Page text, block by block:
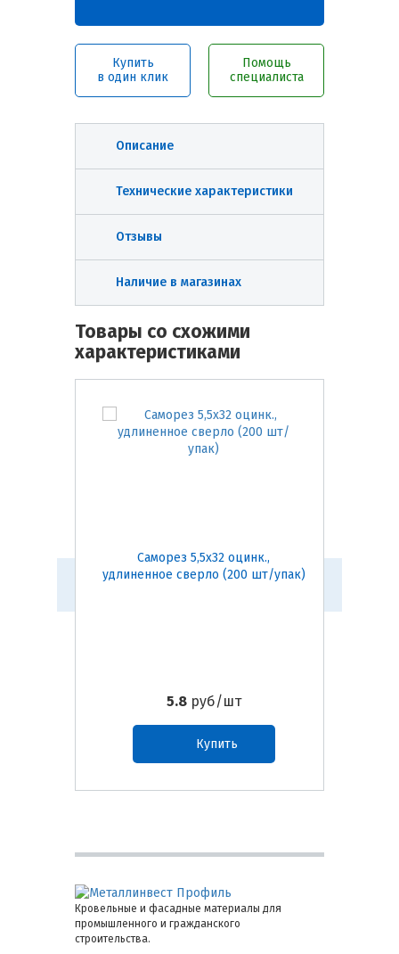
Купить
в один клик
Помощь
специалиста
Описание
Технические характеристики
Отзывы
Наличие в магазинах
Товары со схожими
характеристиками
Саморез 5,5х32 оцинк.,
удлиненное сверло (200 шт/упак)
5.8руб/шт
Купить
Кровельные и фасадные материалы для
промышленного и гражданского
строительства.